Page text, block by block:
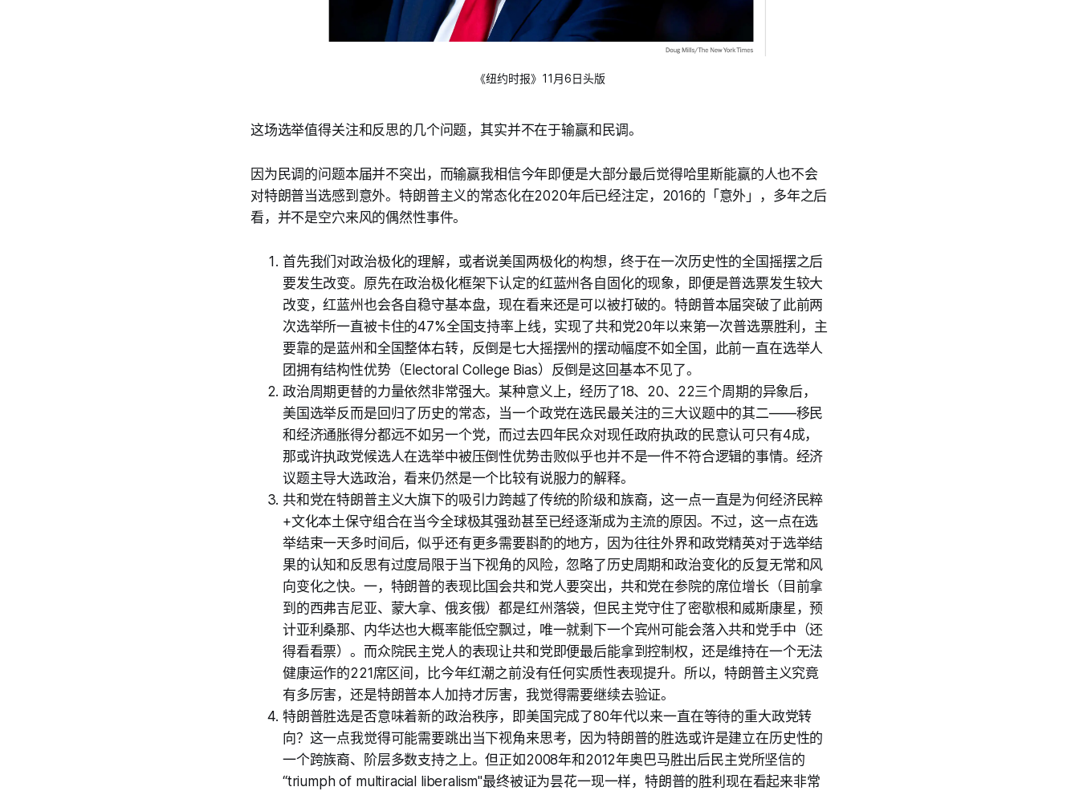
《纽约时报》11月6日头版
这场选举值得关注和反思的几个问题，其实并不在于输赢和民调。
因为民调的问题本届并不突出，而输赢我相信今年即便是大部分最后觉得哈里斯能赢的人也不会
对特朗普当选感到意外。特朗普主义的常态化在2020年后已经注定，2016的「意外」，多年之后
看，并不是空穴来风的偶然性事件。
首先我们对政治极化的理解，或者说美国两极化的构想，终于在一次历史性的全国摇摆之后
要发生改变。原先在政治极化框架下认定的红蓝州各自固化的现象，即便是普选票发生较大
改变，红蓝州也会各自稳守基本盘，现在看来还是可以被打破的。特朗普本届突破了此前两
次选举所一直被卡住的47%全国支持率上线，实现了共和党20年以来第一次普选票胜利，主
要靠的是蓝州和全国整体右转，反倒是七大摇摆州的摆动幅度不如全国，此前一直在选举人
团拥有结构性优势（Electoral College Bias）反倒是这回基本不见了。
政治周期更替的力量依然非常强大。某种意义上，经历了18、20、22三个周期的异象后，
美国选举反而是回归了历史的常态，当一个政党在选民最关注的三大议题中的其二——移民
和经济通胀得分都远不如另一个党，而过去四年民众对现任政府执政的民意认可只有4成，
那或许执政党候选人在选举中被压倒性优势击败似乎也并不是一件不符合逻辑的事情。经济
议题主导大选政治，看来仍然是一个比较有说服力的解释。
共和党在特朗普主义大旗下的吸引力跨越了传统的阶级和族裔，这一点一直是为何经济民粹
+文化本土保守组合在当今全球极其强劲甚至已经逐渐成为主流的原因。不过，这一点在选
举结束一天多时间后，似乎还有更多需要斟酌的地方，因为往往外界和政党精英对于选举结
果的认知和反思有过度局限于当下视角的风险，忽略了历史周期和政治变化的反复无常和风
向变化之快。一，特朗普的表现比国会共和党人要突出，共和党在参院的席位增长（目前拿
到的西弗吉尼亚、蒙大拿、俄亥俄）都是红州落袋，但民主党守住了密歇根和威斯康星，预
计亚利桑那、内华达也大概率能低空飘过，唯一就剩下一个宾州可能会落入共和党手中（还
得看看票）。而众院民主党人的表现让共和党即便最后能拿到控制权，还是维持在一个无法
健康运作的221席区间，比今年红潮之前没有任何实质性表现提升。所以，特朗普主义究竟
有多厉害，还是特朗普本人加持才厉害，我觉得需要继续去验证。
特朗普胜选是否意味着新的政治秩序，即美国完成了80年代以来一直在等待的重大政党转
向？这一点我觉得可能需要跳出当下视角来思考，因为特朗普的胜选或许是建立在历史性的
一个跨族裔、阶层多数支持之上。但正如2008年和2012年奥巴马胜出后民主党所坚信的
“triumph of multiracial liberalism"最终被证为昙花一现一样，特朗普的胜利现在看起来非常